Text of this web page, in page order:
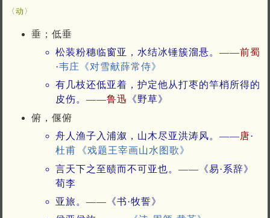
〈动〉
垂；低垂
松装粉穗临窗亚，水结冰锤簇溜悬。——前蜀
·韦庄
《对雪献薛常侍》
有几枝还低亚着，护定他从打枣的竿梢所得的
皮伤。——鲁迅
《野草》
俯，偃俯
舟人渔子入浦溆，山木尽亚洪涛风。——唐·
杜甫
《戏题王宰画山水图歌》
言天下之至赜而不可亚也。——《易·系辞》
荀李
亚旅。——《书·牧誓》